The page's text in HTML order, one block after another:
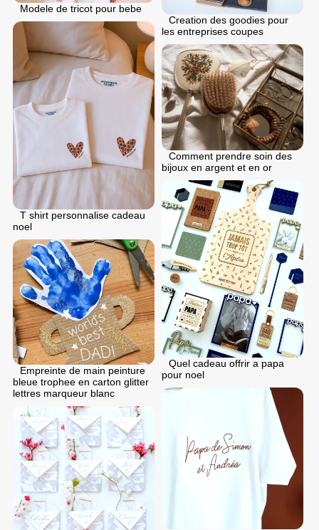
Modele de tricot pour bebe
Creation des goodies pour
les entreprises coupes
T shirt personnalise cadeau
noel
Comment prendre soin des
bijoux en argent et en or
Quel cadeau offrir a papa
pour noel
Empreinte de main peinture
bleue trophee en carton glitter
lettres marqueur blanc